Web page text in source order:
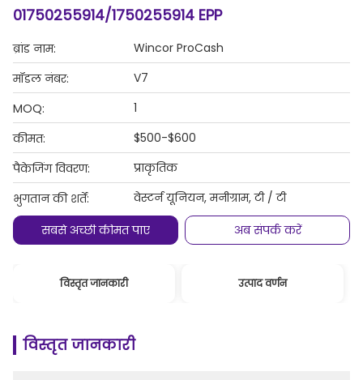
01750255914/1750255914 EPP
ब्रांड नाम:
Wincor ProCash
मॉडल नंबर:
V7
MOQ:
1
कीमत:
$500-$600
पैकेजिंग विवरण:
प्राकृतिक
भुगतान की शर्तें:
वेस्टर्न यूनियन, मनीग्राम, टी / टी
सबसे अच्छी कीमत पाएं
अब संपर्क करें
विस्तृत जानकारी उत्पाद वर्णन
विस्तृत जानकारी